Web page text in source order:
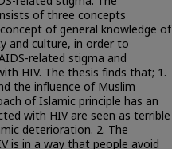
of three concepts
of general knowledge of
and culture, in order to
related stigma and
HIV. The thesis finds that; 1.
the influence of Muslim
of Islamic principle has an
with HIV are seen as terrible
deterioration. 2. The
is in a way that people avoid